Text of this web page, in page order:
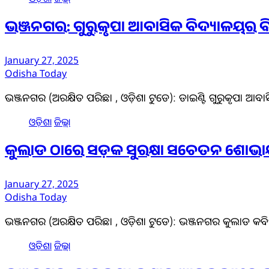
ଭଞ୍ଜନଗର: ଗୁରୁକୃପା ଆବାସିକ ବିଦ୍ୟାଳୟର
January 27, 2025
Odisha Today
ଭଞ୍ଜନଗର (ଅରକ୍ଷିତ ପରିଛା , ଓଡ଼ିଶା ଟୁଡେ): ଡାଇଣ୍ଟି ଗୁରୁକୃପା
ଓଡ଼ିଶାଜିଲ୍ଲା
କୁଲାଡ ଠାରେ ସଡ଼କ ସୁରକ୍ଷା ସଚେତନ
January 27, 2025
Odisha Today
ଭଞ୍ଜନଗର (ଅରକ୍ଷିତ ପରିଛା , ଓଡ଼ିଶା ଟୁଡେ): ଭଞ୍ଜନଗର କୁଲାଡ
ଓଡ଼ିଶାଜିଲ୍ଲା